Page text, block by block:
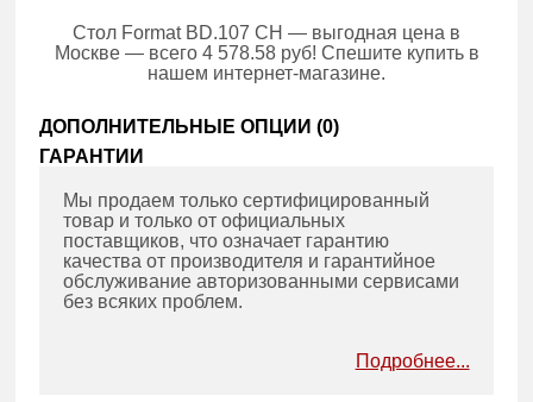
Стол Format BD.107 CH — выгодная цена в
Москве — всего 4 578.58 руб! Спешите купить в
нашем интернет-магазине.
ДОПОЛНИТЕЛЬНЫЕ ОПЦИИ (0)
ГАРАНТИИ
Мы продаем только сертифицированный
товар и только от официальных
поставщиков, что означает гарантию
качества от производителя и гарантийное
обслуживание авторизованными сервисами
без всяких проблем.
Подробнее...